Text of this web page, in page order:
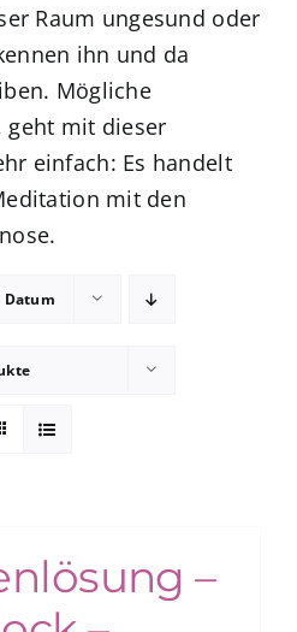
zum Buchhandel
Raum ungesund oder
ihn und da
Mögliche
geht mit dieser
einfach: Es handelt
mit den
Datum
–